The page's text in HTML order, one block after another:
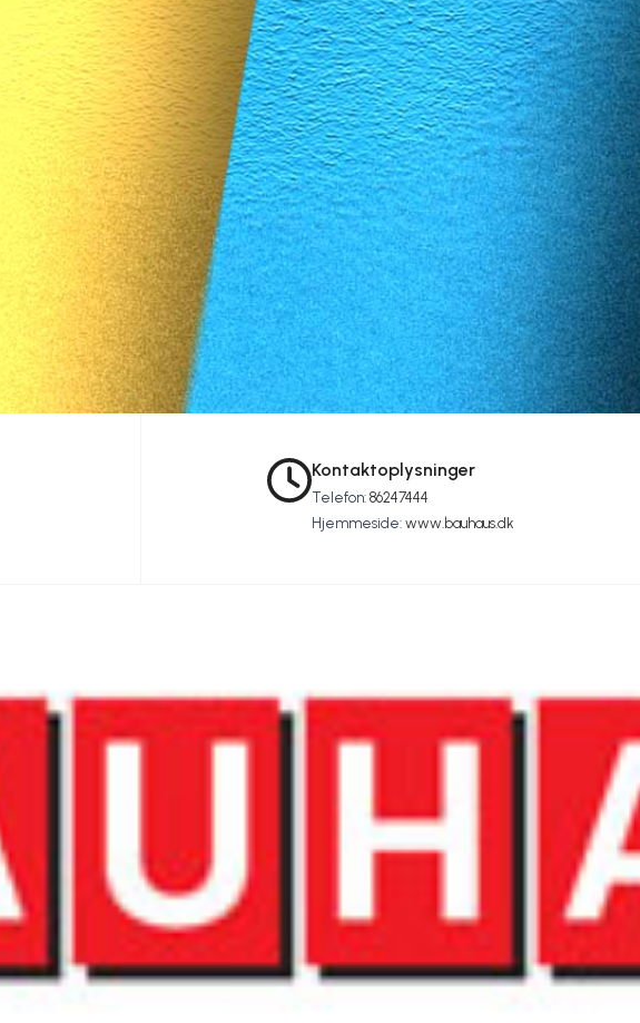
Kontaktoplysninger
Telefon:86247444
Hjemmeside:www.bauhaus.dk